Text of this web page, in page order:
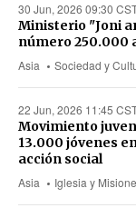
30 Jun, 2026 09:30
Asia Sociedad y
Ministerio "Joni
número 250.000
22 Jun, 2026 11:45
Asia Iglesia y
Movimiento
13.000 jóvenes
acción social